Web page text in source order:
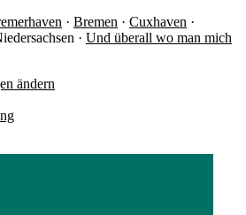
· Bremen · Cuxhaven ·
· Und überall wo man mich
ändern